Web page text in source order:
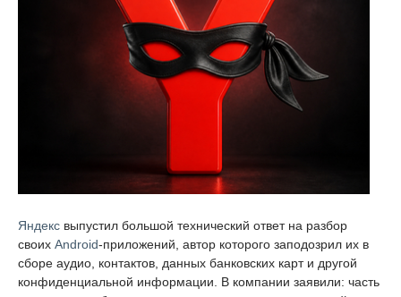
Яндекс выпустил большой технический ответ на разбор
своих Android-приложений, автор которого заподозрил их в
сборе аудио, контактов, данных банковских карт и другой
конфиденциальной информации. В компании заявили: часть